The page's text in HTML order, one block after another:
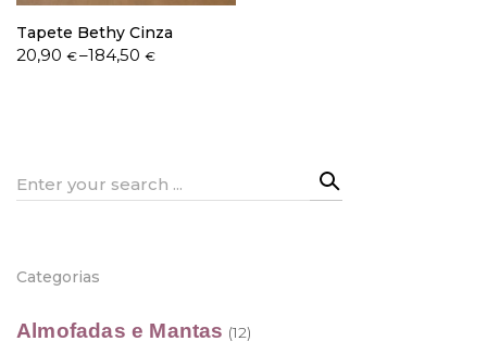
Tapete Bethy Cinza
20,90 €–184,50€
Price
Search
Categorias
Almofadas e Mantas (12)